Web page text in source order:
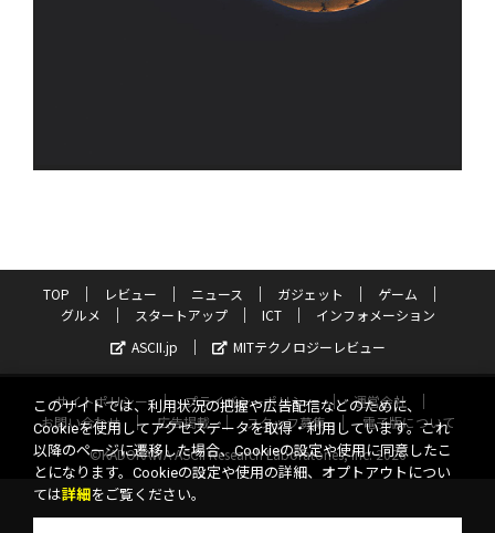
TOP レビュー ニュース ガジェット
ゲーム
グルメ
スタートアップ ICT
インフォメーション
ASCII.jp
MITテクノロジーレビュー
サイトポリシー プライバシーポリシー
運営会社
お問い合わせ
広告掲載 スタッフ募集
電子版について
©KADOKAWA ASCII Research Laboratories, Inc. 2026
このサイトでは、利用状況の把握や広告配信などのために、
Cookieを使用してアクセスデータを取得・利用しています。これ
以降のページに遷移した場合、Cookieの設定や使用に同意したこ
とになります。Cookieの設定や使用の詳細、オプトアウトについ
ては詳細 をご覧ください。